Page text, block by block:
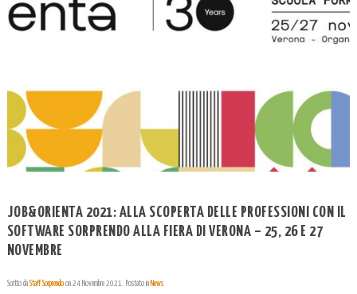
JOB&ORIENTA 2021: ALLA SCOPERTA DELLE PROFESSIONI CON IL
SOFTWARE SORPRENDO ALLA FIERA DI VERONA – 25, 26 E 27
NOVEMBRE
Scritto da Staff Sorprendoon 24 Novembre 2021. Postato in News